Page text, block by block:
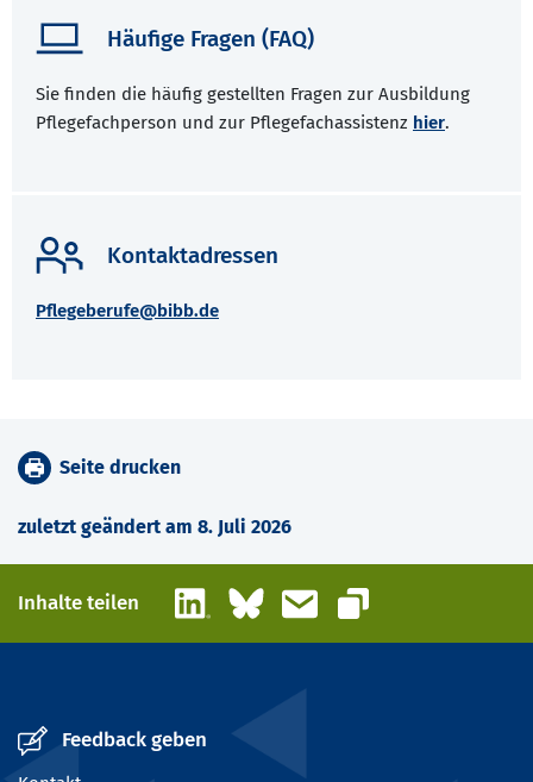
Häufige Fragen (FAQ)
Sie finden die häufig gestellten Fragen zur Ausbildung
Pflegefachperson und zur Pflegefachassistenz hier.
Kontaktadressen
Pflegeberufe@bibb.de
zuletzt geändert am 8. Juli 2026
Seite drucken
Inhalte teilen LinkedInBlueskyE-Mail
Link kopieren
Feedback geben